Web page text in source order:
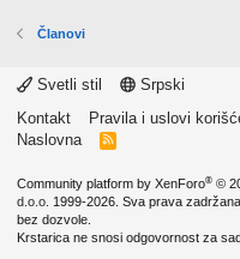
Članovi
Svetli stil
Srpski
Kontakt
Pravila i uslovi
Naslovna
R
Community platform by XenForo® ©
d.o.o. 1999-2026. Sva prava
bez dozvole.
Krstarica ne snosi odgovornost za